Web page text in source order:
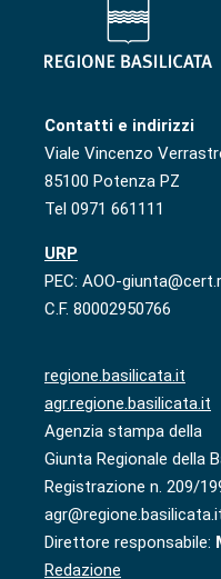
Contatti e indirizzi
Viale Vincenzo
85100 Potenza PZ
Tel 0971 661111
URP
PEC: AOO-
C.F. 80002950766
regione.basilicata.it
agr.regione.basilicata.it
Agenzia stampa della
Giunta Regionale della
Registrazione n. 209/
Direttore responsabile:
Redazione